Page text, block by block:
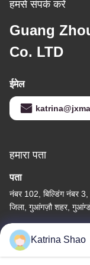
हमसे संपर्क करें
Guang
Co. LTD
ईमेल
हमारा पता
पता
नंबर 102, बिल्डिंग नंबर 3,
जिला, गुआंगज़ौ शहर,
टेलीफोन
86--15913188664
Katrina Shao